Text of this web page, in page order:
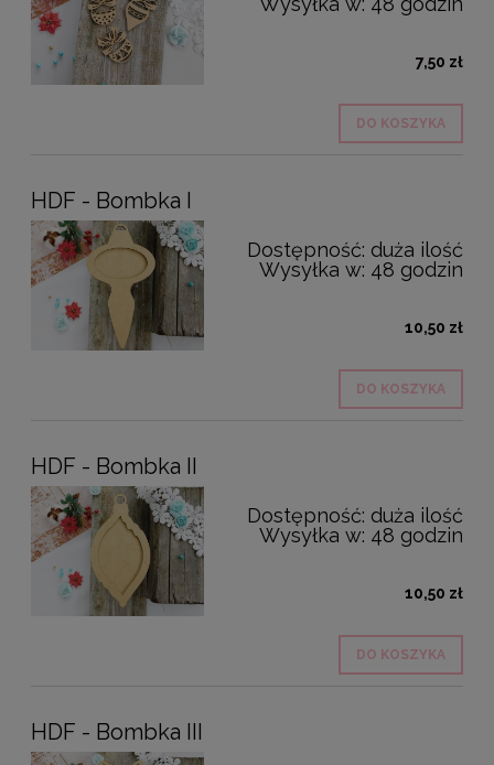
7,50 zł
DO KOSZYKA
HDF - Bombka I
Dostępność: duża ilość
Wysyłka w: 48 godzin
10,50 zł
DO KOSZYKA
HDF - Bombka II
Dostępność: duża ilość
Wysyłka w: 48 godzin
10,50 zł
DO KOSZYKA
HDF - Bombka III